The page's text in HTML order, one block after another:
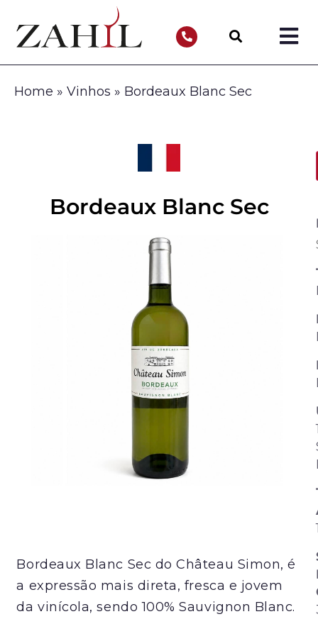
Home » Vinhos » Bordeaux Blanc Sec
Bordeaux Blanc Sec
Bordeaux Blanc Sec do Château Simon, é
a expressão mais direta, fresca e jovem
da vinícola, sendo 100% Sauvignon Blanc.